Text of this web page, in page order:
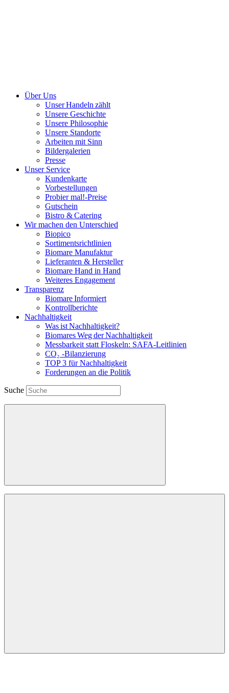
Über Uns
Unser Handeln zählt
Unsere Geschichte
Unsere Philosophie
Unsere Standorte
Arbeiten mit Sinn
Bildergalerien
Presse
Unser Service
Kundenkarte
Vorbestellungen
Probier mal!-Preise
Gutschein
Bistro & Catering
Wir machen den Unterschied
Biopico
Sortimentsrichtlinien
Biomare Manufaktur
Lieferanten & Hersteller
Biomare Hand in Hand
Weiteres Engagement
Transparenz
Biomare Informiert
Kontrollberichte
Nachhaltigkeit
Was ist Nachhaltigkeit?
Biomares Weg der Nachhaltigkeit
Messbarkeit statt Floskeln: SAFA-Leitlinien
CO₂ -Bilanzierung
TOP 3 für Nachhaltigkeit
Forderungen an die Politik
Suche